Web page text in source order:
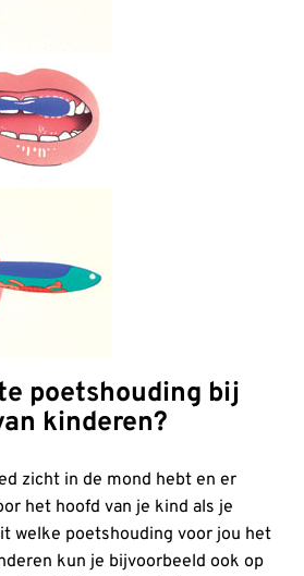
poetshouding bij
kinderen?
zicht in de mond hebt en er
het hoofd van je kind als je
welke poetshouding voor jou het
kun je bijvoorbeeld ook op